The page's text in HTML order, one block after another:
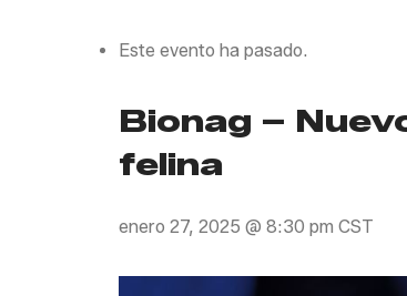
Este evento ha pasado.
Bionag –
felina
enero 27, 2025 @ 8:30 pm CST